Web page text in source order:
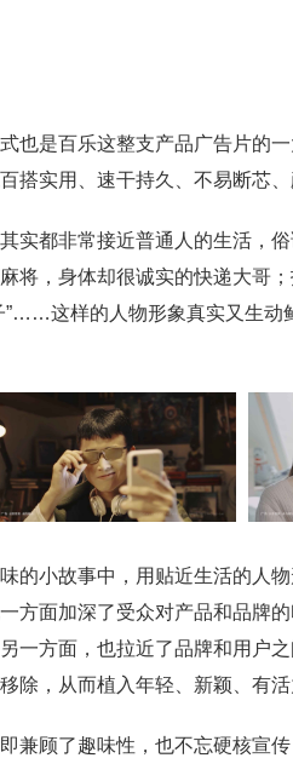
也是百乐这整支产品广告片的
搭实用、速干持久、不易断芯、
实都非常接近普通人的生活，
将，身体却很诚实的快递大哥
”……这样的人物形象真实又生动
的小故事中，用贴近生活的人
方面加深了受众对产品和品牌
一方面，也拉近了品牌和用户
除，从而植入年轻、新颖、有活
兼顾了趣味性，也不忘硬核宣传